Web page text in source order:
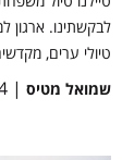
לבקשתינו. ארגון
טיולי ערים,
שמואל מטיס | 08.11.2024